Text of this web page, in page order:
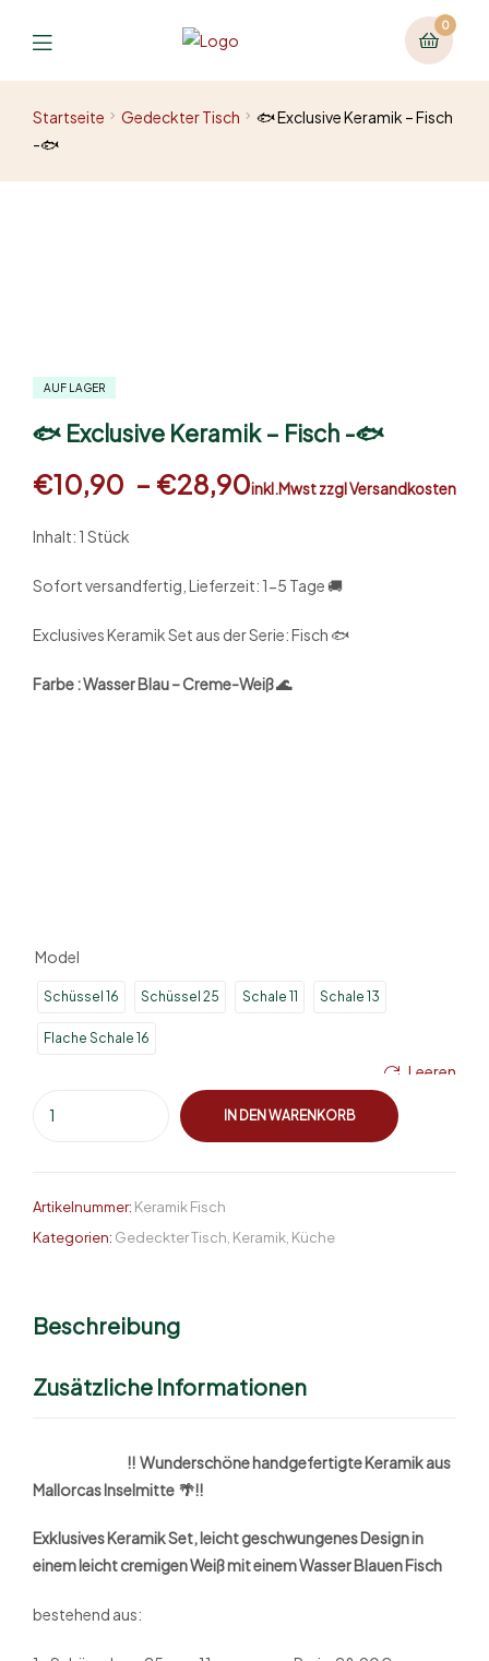
0
Startseite Gedeckter Tisch
🐟 Exclusive Keramik – Fisch
-🐟
AUF LAGER
🐟 Exclusive Keramik – Fisch -🐟
€10,90 – €28,90inkl.Mwst zzgl Versandkosten
Inhalt: 1 Stück
Sofort versandfertig, Lieferzeit: 1-5 Tage 🚚
Exclusives Keramik Set aus der Serie: Fisch 🐟
Farbe : Wasser Blau – Creme-Weiß 🌊
Model
Schüssel 16 Schüssel 25 Schale 11 Schale 13
Flache Schale 16
Leeren
IN DEN WARENKORB
Artikelnummer: Keramik Fisch
Kategorien: Gedeckter Tisch Keramik Küche
Beschreibung
Zusätzliche Informationen
!! Wunderschöne handgefertigte Keramik aus
Mallorcas Inselmitte 🌴!!
Exklusives Keramik Set, leicht geschwungenes Design in
einem leicht cremigen Weiß mit einem Wasser Blauen Fisch
bestehend aus: